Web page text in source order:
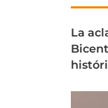
La